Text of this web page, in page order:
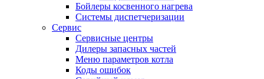
Бойлеры косвенного нагрева
Системы диспетчеризации
Сервис
Сервисные центры
Дилеры запасных частей
Меню параметров котла
Коды ошибок